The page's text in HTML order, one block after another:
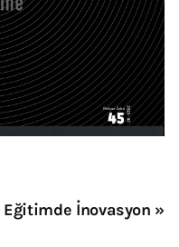
Eğitimde İnovasyon »